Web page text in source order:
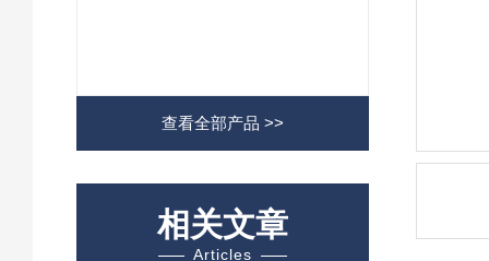
查看全部产品 >>
相关文章
Articles